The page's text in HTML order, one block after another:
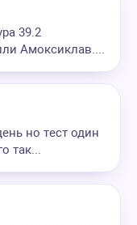
39.2
Амоксиклав....
но тест один
так...